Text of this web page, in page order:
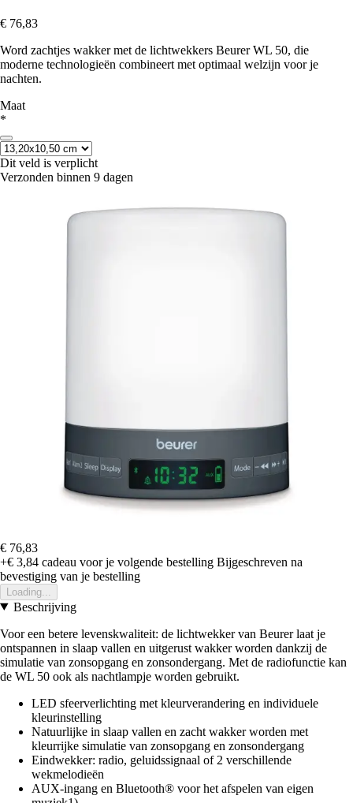
€ 76,83
Word zachtjes wakker met de lichtwekkers Beurer WL 50, die
moderne technologieën combineert met optimaal welzijn voor je
nachten.
Maat
*
Dit veld is verplicht
Verzonden binnen 9 dagen
€ 76,83
+€ 3,84 cadeau voor je volgende bestelling Bijgeschreven na
bevestiging van je bestelling
Loading...
Beschrijving
Voor een betere levenskwaliteit: de lichtwekker van Beurer laat je
ontspannen in slaap vallen en uitgerust wakker worden dankzij de
simulatie van zonsopgang en zonsondergang. Met de radiofunctie kan
de WL 50 ook als nachtlampje worden gebruikt.
LED sfeerverlichting met kleurverandering en individuele
kleurinstelling
Natuurlijke in slaap vallen en zacht wakker worden met
kleurrijke simulatie van zonsopgang en zonsondergang
Eindwekker: radio, geluidssignaal of 2 verschillende
wekmelodieën
AUX-ingang en Bluetooth® voor het afspelen van eigen